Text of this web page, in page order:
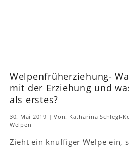
Welpenfrüherziehung-
mit der Erziehung und
als erstes?
30. Mai 2019 | Von: Katharina Schlegl-
Welpen
Zieht ein knuffiger Welpe ein,